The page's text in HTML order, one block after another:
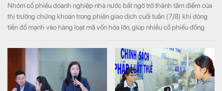
Nhóm cổ phiếu doanh nghiệp nhà nước bất ngờ trở thành tâm điểm của
thị trường chứng khoán trong phiên giao dịch cuối tuần (7/8) khi dòng
tiền đổ mạnh vào hàng loạt mã vốn hóa lớn, giúp nhiều cổ phiếu đồng
trong sắc đỏ.